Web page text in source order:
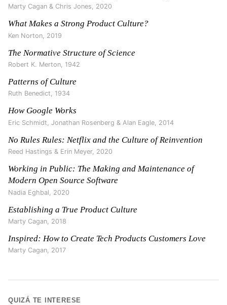
Marty Cagan & Chris Jones, 2020
What Makes a Strong Product Culture?
Ken Norton 2019
The Normative Structure of Science
Robert K. Merton 1942
Patterns of Culture
Ruth Benedict, 1934
How Google Works
Eric Schmidt, Jonathan Rosenberg & Alan Eagle 2014
No Rules Rules: Netflix and the Culture of Reinvention
Reed Hastings & Erin Meyer, 2020
Working in Public: The Making and Maintenance of
Modern Open Source Software
Nadia Eghbal 2020
Establishing a True Product Culture
Marty Cagan 2018
Inspired: How to Create Tech Products Customers Love
Marty Cagan, 2017
QUIZÁ TE INTERESE